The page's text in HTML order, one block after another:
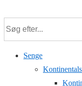
Hop
hovedindhold
Senge